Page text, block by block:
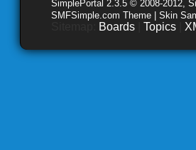
SimplePortal 2.3.5 © 2008-2012,
SMFSimple.com Theme | Skin
Boards Topics